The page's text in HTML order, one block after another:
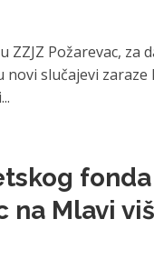
ZZJZ Požarevac, za
novi slučajevi
na Mlavi